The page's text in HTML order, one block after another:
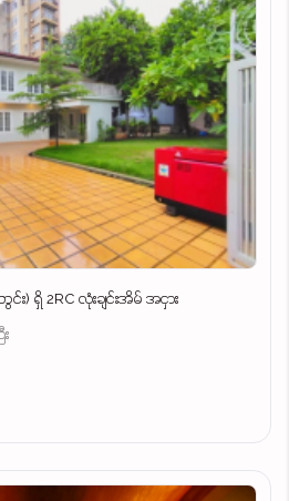
း) ရှိ 2RC လုံးချင်းအိမ် အငှား